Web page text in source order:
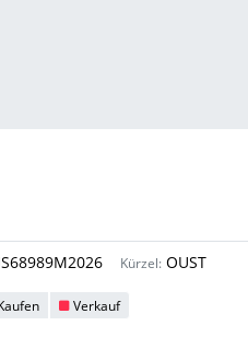
Kürzel: OUST
Verkauf